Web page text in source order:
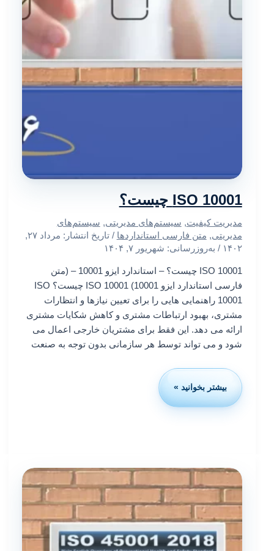
ISO 10001 چیست؟
مدیریت کیفیت,سیستم‌های مدیریتی,سیستم‌های
مدیریتی,متن فارسی استانداردها/ تاریخ انتشار:
مرداد ۲۷,
۱۴۰۲ / به‌روزرسانی: شهریور ۷, ۱۴۰۴
ISO 10001 چیست؟ – استاندارد ایزو 10001 – (متن
فارسی استاندارد ایزو 10001) ISO 10001 چیست؟ ISO
10001 راهنمایی هایی را برای تعیین نیازها و انتظارات
مشتری، بهبود ارتباطات مشتری و کاهش شکایات مشتری
ارائه می دهد. این فقط برای مشتریان خارجی اعمال می
شود و می تواند توسط هر سازمانی بدون توجه به صنعت
ISO
10001
بیشتر بخوانید »